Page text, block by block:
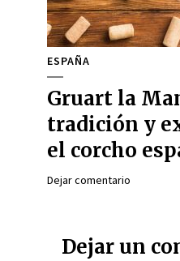
ESPAÑA
Gruart la
tradición y
el corcho
Dejar comentario
Dejar un